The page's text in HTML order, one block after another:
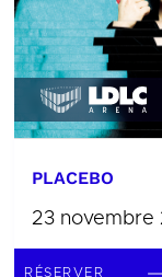
PLACEBO
23
RÉSERVER